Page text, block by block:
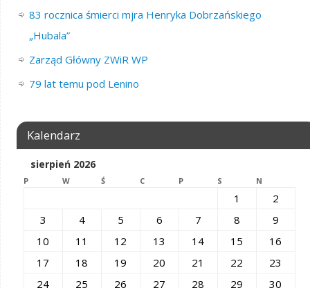
83 rocznica śmierci mjra Henryka Dobrzańskiego
„Hubala”
Zarząd Główny ZWiR WP
79 lat temu pod Lenino
Kalendarz
sierpień 2026
P W Ś C P S N
1
2
3
4 5 6 7 8
9
10
11 12 13 14 15
16
17
18 19 20 21 22
23
24
25 26 27 28 29 30